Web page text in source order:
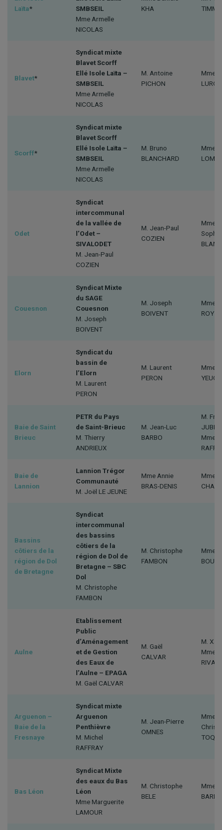
Laïta*
SMBSEIL
Mme Armelle
NICOLAS
KHA
Blavet*
Syndicat mixte
Blavet Scorff
Ellé Isole Laïta –
SMBSEIL
Mme Armelle
NICOLAS
M. Antoine
PICHON
Mme
LURON
Scorff*
Syndicat mixte
Blavet Scorff
Ellé Isole Laïta –
SMBSEIL
Mme Armelle
NICOLAS
M. Bruno
BLANCHARD
Mme
Odet
Syndicat
intercommunal
de la vallée de
l’Odet –
SIVALODET
M. Jean-Paul
COZIEN
M. Jean-Paul
COZIEN
Mme
Sophie
Couesnon
Syndicat Mixte
du SAGE
Couesnon
M. Joseph
BOIVENT
M. Joseph
BOIVENT
Mme
ROY
Elorn
Syndicat du
bassin de
l’Elorn
M. Laurent
PERON
M. Laurent
PERON
Mme
Baie de Saint
Brieuc
PETR du Pays
de Saint-Brieuc
M. Thierry
ANDRIEUX
M. Jean-Luc
BARBO
M.
Mme
RAFFIN
Baie de
Lannion
Lannion Trégor
Communauté
M. Joël LE JEUNE
Mme Annie
BRAS-DENIS
Mme
Bassins
côtiers de la
région de Dol
de Bretagne
Syndicat
intercommunal
des bassins
côtiers de la
région de Dol de
Bretagne – SBC
Dol
M. Christophe
FAMBON
M. Christophe
FAMBON
Mme
Aulne
Etablissement
Public
d’Aménagement
et de Gestion
des Eaux de
l’Aulne – EPAGA
M. Gaël CALVAR
M. Gaël
CALVAR
M.
Mme
Arguenon –
Baie de la
Fresnaye
Syndicat mixte
Arguenon
Penthièvre
M. Michel
RAFFRAY
M. Jean-Pierre
OMNES
Mme
Bas Léon
Syndicat Mixte
des eaux du Bas
Léon
Mme Marguerite
LAMOUR
M. Christophe
BELE
Mme
BARIC